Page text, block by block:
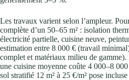
Les travaux varient selon l’ampleur.
complète d’un 50–65 m² : isolation
électricité partielle, cuisine neuve,
estimation entre 8 000 € (travail
complet et matériaux milieu de
une cuisine moyenne coûte 4 000–8
sol stratifié 12 m² à 25 €/m² pose